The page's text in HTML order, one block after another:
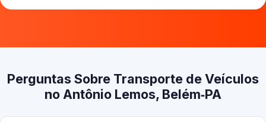
Perguntas Sobre Transporte de Veículos
no Antônio Lemos, Belém‑PA